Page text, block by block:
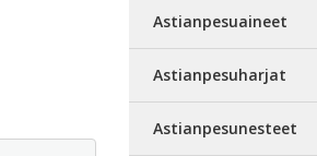
Astianpesuaineet
Astianpesuharjat
Astianpesunesteet